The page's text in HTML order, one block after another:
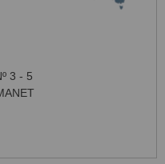
3 - 5